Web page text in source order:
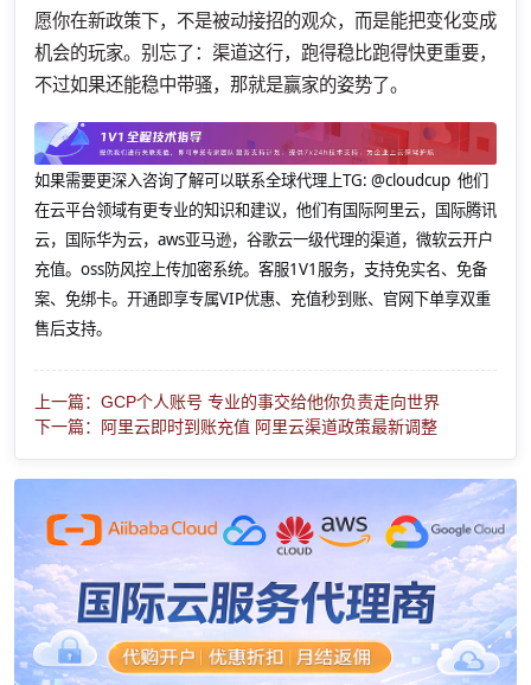
愿你在新政策下，不是被动接招的观众，而是能把变化变成
机会的玩家。别忘了：渠道这行，跑得稳比跑得快更重要，
不过如果还能稳中带骚，那就是赢家的姿势了。
如果需要更深入咨询了解可以联系全球代理上TG: @cloudcup 他们
在云平台领域有更专业的知识和建议，他们有国际阿里云，国际腾讯
云，国际华为云，aws亚马逊，谷歌云一级代理的渠道，微软云开户
充值。oss防风控上传加密系统。客服1V1服务，支持免实名、免备
案、免绑卡。开通即享专属VIP优惠、充值秒到账、官网下单享双重
售后支持。
上一篇：GCP个人账号 专业的事交给他你负责走向世界
下一篇：阿里云即时到账充值 阿里云渠道政策最新调整